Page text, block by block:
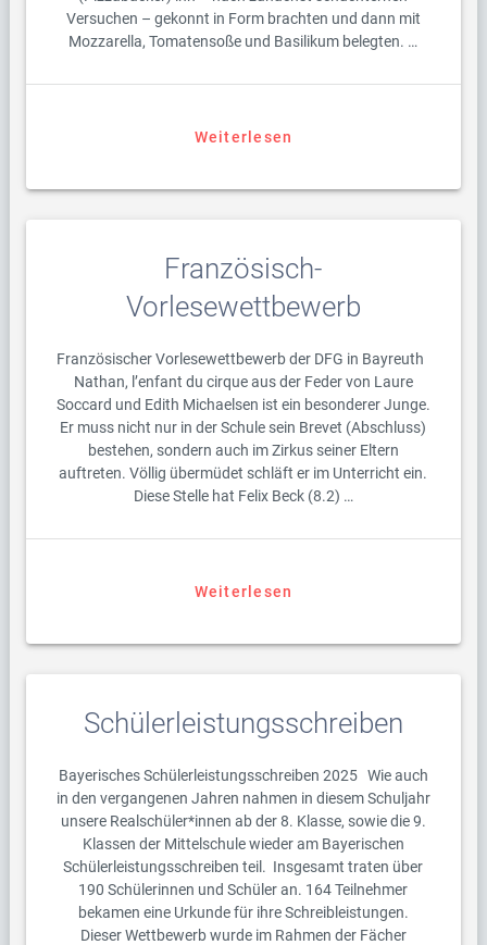
Versuchen – gekonnt in Form brachten und dann mit
Mozzarella, Tomatensoße und Basilikum belegten. …
Weiterlesen
Französisch-
Vorlesewettbewerb
Französischer Vorlesewettbewerb der DFG in Bayreuth
Nathan, l’enfant du cirque aus der Feder von Laure
Soccard und Edith Michaelsen ist ein besonderer Junge.
Er muss nicht nur in der Schule sein Brevet (Abschluss)
bestehen, sondern auch im Zirkus seiner Eltern
auftreten. Völlig übermüdet schläft er im Unterricht ein.
Diese Stelle hat Felix Beck (8.2) …
Weiterlesen
Schülerleistungsschreiben
Bayerisches Schülerleistungsschreiben 2025 Wie auch
in den vergangenen Jahren nahmen in diesem Schuljahr
unsere Realschüler*innen ab der 8. Klasse, sowie die 9.
Klassen der Mittelschule wieder am Bayerischen
Schülerleistungsschreiben teil. Insgesamt traten über
190 Schülerinnen und Schüler an. 164 Teilnehmer
bekamen eine Urkunde für ihre Schreibleistungen.
Dieser Wettbewerb wurde im Rahmen der Fächer